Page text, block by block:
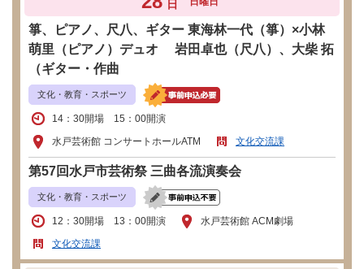
日
箏、ピアノ、尺八、ギター 東海林一代（箏）×小林
萌里（ピアノ）デュオ 岩田卓也（尺八）、大柴 拓
（ギター・作曲
文化・教育・スポーツ
14：30開場 15：00開演
水戸芸術館 コンサートホールATM
文化交流課
第57回水戸市芸術祭 三曲各流演奏会
文化・教育・スポーツ
12：30開場 13：00開演
水戸芸術館 ACM劇場
文化交流課